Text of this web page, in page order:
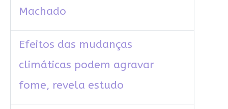
Machado
Efeitos das mudanças
climáticas podem agravar
fome, revela estudo